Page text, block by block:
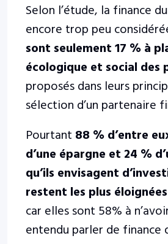
Selon l’étude, la finance
encore trop peu
sont seulement 17 % à
écologique et social des
proposés dans leurs
sélection d’un partenaire
Pourtant88 % d’entre
d’une épargne et 24 %
qu’ils envisagent
restent les plus
car elles sont 58% à
entendu parler de finance